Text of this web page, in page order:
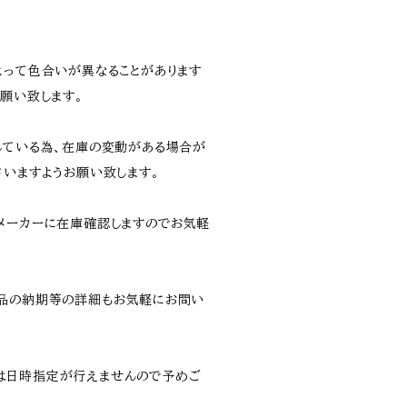
て色合いが異なることがあります
い致します。
いる為、在庫の変動がある場合が
ますようお願い致します。
カーに在庫確認しますのでお気軽
の納期等の詳細もお気軽にお問い
時指定が行えませんので予めご